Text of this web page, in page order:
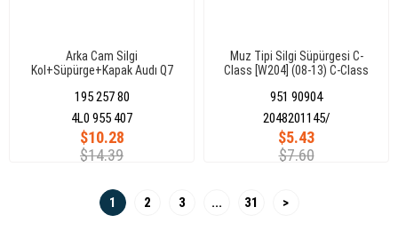
Arka Cam Silgi
Kol+Süpürge+Kapak Audı Q7
195 257 80
$10.28
$14.39
4L0 955 407
Muz Tipi Silgi Süpürgesi C-
Class [W204] (08-13) C-Class
(600Mm+600Mm)
951 90904
$5.43
$7.60
2048201145/
1 2 3 ... 31 >